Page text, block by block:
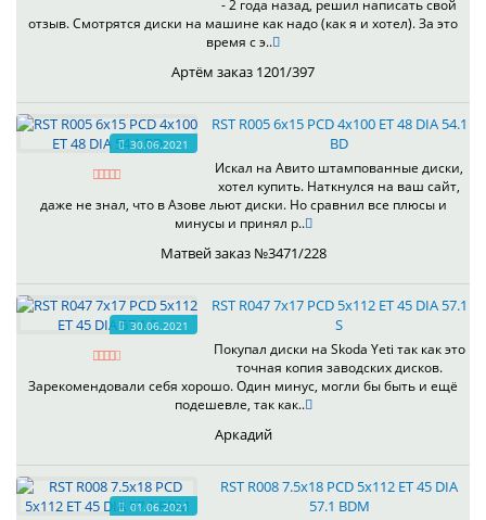
- 2 года назад, решил написать свой
отзыв. Смотрятся диски на машине как надо (как я и хотел). За это
время с э..
Артём заказ 1201/397
30.06.2021
RST R005 6x15 PCD 4x100 ET 48 DIA 54.1
BD
Искал на Авито штампованные диски,
хотел купить. Наткнулся на ваш сайт,
даже не знал, что в Азове льют диски. Но сравнил все плюсы и
минусы и принял р..
Матвей заказ №3471/228
30.06.2021
RST R047 7x17 PCD 5x112 ET 45 DIA 57.1
S
Покупал диски на Skoda Yeti так как это
точная копия заводских дисков.
Зарекомендовали себя хорошо. Один минус, могли бы быть и ещё
подешевле, так как..
Аркадий
01.06.2021
RST R008 7.5x18 PCD 5x112 ET 45 DIA
57.1 BDM